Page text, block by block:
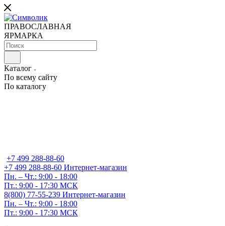
ПРАВОСЛАВНАЯ
ЯРМАРКА
Каталог
По всему сайту
По каталогу
+7 499 288-88-60
+7 499 288-88-60 Интернет-магазин
Пн. – Чт.: 9:00 - 18:00
Пт.: 9:00 - 17:30 МСК
8(800) 77-55-239 Интернет-магазин
Пн. – Чт.: 9:00 - 18:00
Пт.: 9:00 - 17:30 МСК